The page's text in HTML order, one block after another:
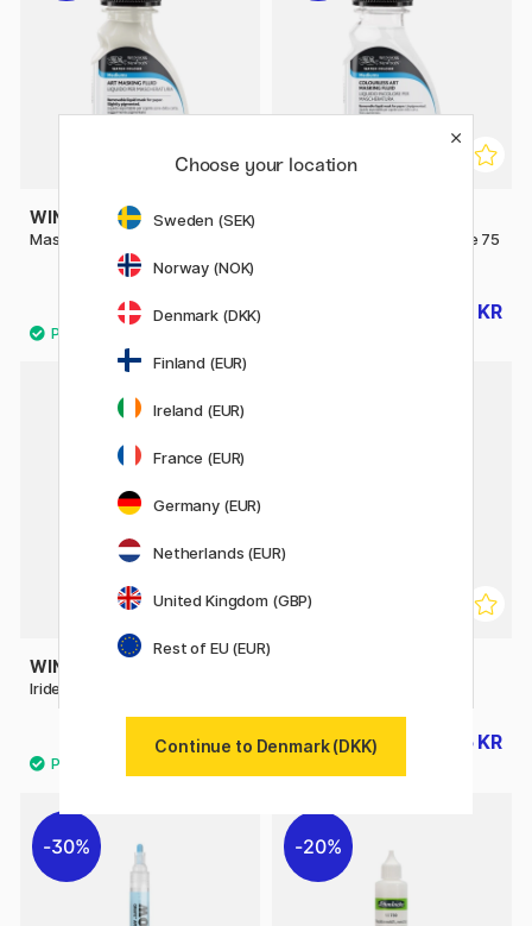
WINSOR & NEWTON
Maskeringsvæske 75 ml
71 KR
89 KR
Farveløs maskeringsvæske 75
87 KR
WINSOR & NEWTON
Iridescent Medium 75 ml
109 KR 175 KR
30% 20%
Choose your location
Sweden (SEK)
Norway (NOK)
Denmark (DKK)
Finland (EUR)
Ireland (EUR)
France (EUR)
Germany (EUR)
Netherlands (EUR)
United Kingdom (GBP)
Rest of EU (EUR)
Continue to Denmark (DKK)